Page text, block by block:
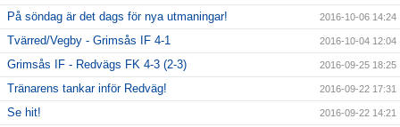
På söndag är det dags för nya utmaningar! 2016-10-06 14:24
Tvärred/Vegby - Grimsås IF 4-1 2016-10-04 12:04
Grimsås IF - Redvägs FK 4-3 (2-3) 2016-09-25 18:25
Tränarens tankar inför Redväg! 2016-09-22 17:31
Se hit! 2016-09-22 14:21